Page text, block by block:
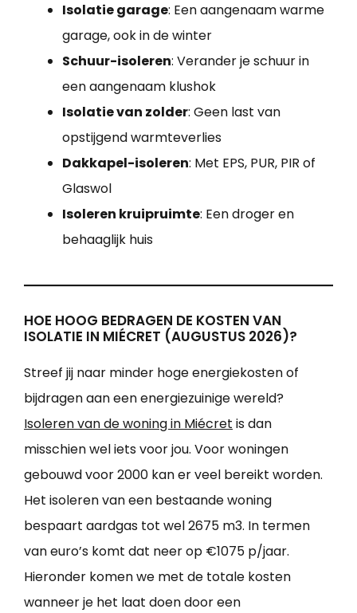
Isolatie garage: Een aangenaam warme
garage, ook in de winter
Schuur-isoleren: Verander je schuur in
een aangenaam klushok
Isolatie van zolder: Geen last van
opstijgend warmteverlies
Dakkapel-isoleren: Met EPS, PUR, PIR of
Glaswol
Isoleren kruipruimte: Een droger en
behaaglijk huis
HOE HOOG BEDRAGEN DE KOSTEN VAN
ISOLATIE IN MIÉCRET (AUGUSTUS 2026)?
Streef jij naar minder hoge energiekosten of
bijdragen aan een energiezuinige wereld?
Isoleren van de woning in Miécret is dan
misschien wel iets voor jou. Voor woningen
gebouwd voor 2000 kan er veel bereikt worden.
Het isoleren van een bestaande woning
bespaart aardgas tot wel 2675 m3. In termen
van euro’s komt dat neer op €1075 p/jaar.
Hieronder komen we met de totale kosten
wanneer je het laat doen door een